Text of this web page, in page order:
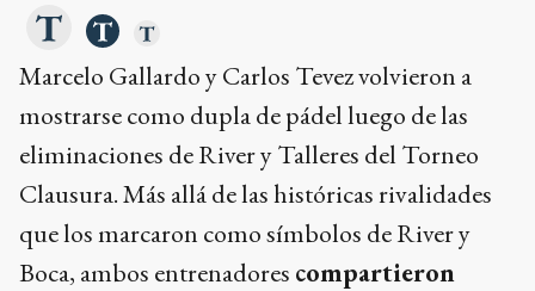
Marcelo Gallardo y Carlos Tevez volvieron a
mostrarse como dupla de pádel luego de las
eliminaciones de River y Talleres del Torneo
Clausura. Más allá de las históricas rivalidades
que los marcaron como símbolos de River y
Boca, ambos entrenadores compartieron